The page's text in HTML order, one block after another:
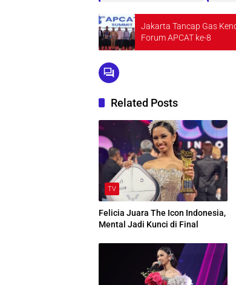
Jakarta Tancap Gas
Forum APCAT ke-8
Related Posts
TV
Felicia Juara The Icon Indonesia,
Mental Jadi Kunci di Final